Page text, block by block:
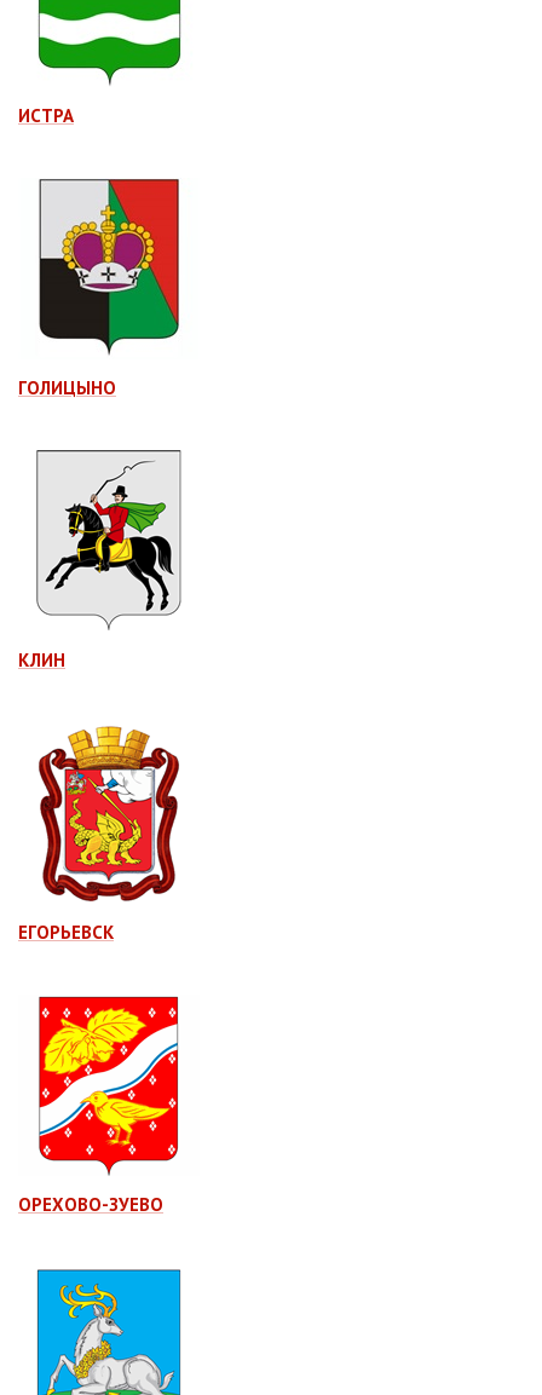
ИСТРА
ГОЛИЦЫНО
КЛИН
ЕГОРЬЕВСК
ОРЕХОВО-ЗУЕВО